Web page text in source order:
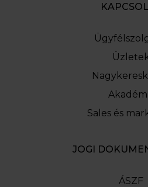
Sales és
JOGI
ÁSZF